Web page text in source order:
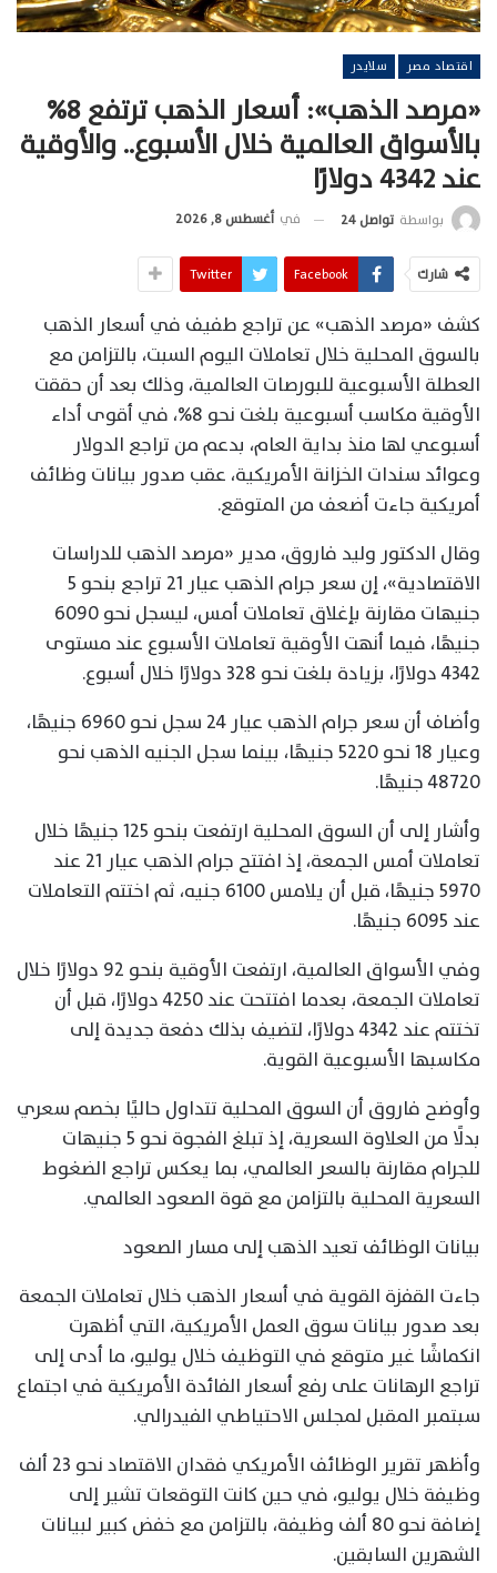
اقتصاد مصر سلايدر
«مرصد الذهب»: أسعار الذهب ترتفع 8%
بالأسواق العالمية خلال الأسبوع.. والأوقية
عند 4342 دولارًا
بواسطة تواصل 24 في أغسطس 8, 2026
شارك Facebook
Twitter
كشف «مرصد الذهب» عن تراجع طفيف في أسعار الذهب
بالسوق المحلية خلال تعاملات اليوم السبت، بالتزامن مع
العطلة الأسبوعية للبورصات العالمية، وذلك بعد أن حققت
الأوقية مكاسب أسبوعية بلغت نحو 8%، في أقوى أداء
أسبوعي لها منذ بداية العام، بدعم من تراجع الدولار
وعوائد سندات الخزانة الأمريكية، عقب صدور بيانات وظائف
أمريكية جاءت أضعف من المتوقع.
وقال الدكتور وليد فاروق، مدير «مرصد الذهب للدراسات
الاقتصادية»، إن سعر جرام الذهب عيار 21 تراجع بنحو 5
جنيهات مقارنة بإغلاق تعاملات أمس، ليسجل نحو 6090
جنيهًا، فيما أنهت الأوقية تعاملات الأسبوع عند مستوى
4342 دولارًا، بزيادة بلغت نحو 328 دولارًا خلال أسبوع.
وأضاف أن سعر جرام الذهب عيار 24 سجل نحو 6960 جنيهًا،
وعيار 18 نحو 5220 جنيهًا، بينما سجل الجنيه الذهب نحو
48720 جنيهًا.
وأشار إلى أن السوق المحلية ارتفعت بنحو 125 جنيهًا خلال
تعاملات أمس الجمعة، إذ افتتح جرام الذهب عيار 21 عند
5970 جنيهًا، قبل أن يلامس 6100 جنيه، ثم اختتم التعاملات
عند 6095 جنيهًا.
وفي الأسواق العالمية، ارتفعت الأوقية بنحو 92 دولارًا خلال
تعاملات الجمعة، بعدما افتتحت عند 4250 دولارًا، قبل أن
تختتم عند 4342 دولارًا، لتضيف بذلك دفعة جديدة إلى
مكاسبها الأسبوعية القوية.
وأوضح فاروق أن السوق المحلية تتداول حاليًا بخصم سعري
بدلًا من العلاوة السعرية، إذ تبلغ الفجوة نحو 5 جنيهات
للجرام مقارنة بالسعر العالمي، بما يعكس تراجع الضغوط
السعرية المحلية بالتزامن مع قوة الصعود العالمي.
بيانات الوظائف تعيد الذهب إلى مسار الصعود
جاءت القفزة القوية في أسعار الذهب خلال تعاملات الجمعة
بعد صدور بيانات سوق العمل الأمريكية، التي أظهرت
انكماشًا غير متوقع في التوظيف خلال يوليو، ما أدى إلى
تراجع الرهانات على رفع أسعار الفائدة الأمريكية في اجتماع
سبتمبر المقبل لمجلس الاحتياطي الفيدرالي.
وأظهر تقرير الوظائف الأمريكي فقدان الاقتصاد نحو 23 ألف
وظيفة خلال يوليو، في حين كانت التوقعات تشير إلى
إضافة نحو 80 ألف وظيفة، بالتزامن مع خفض كبير لبيانات
الشهرين السابقين.